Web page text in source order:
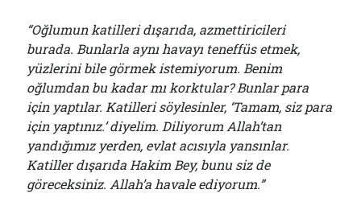
“Oğlumun katilleri dışarıda, azmettiricileri
burada. Bunlarla aynı havayı teneffüs etmek,
yüzlerini bile görmek istemiyorum. Benim
oğlumdan bu kadar mı korktular? Bunlar para
için yaptılar. Katilleri söylesinler, ‘Tamam, siz para
için yaptınız.’ diyelim. Diliyorum Allah’tan
yandığımız yerden, evlat acısıyla yansınlar.
Katiller dışarıda Hakim Bey, bunu siz de
göreceksiniz. Allah’a havale ediyorum.”